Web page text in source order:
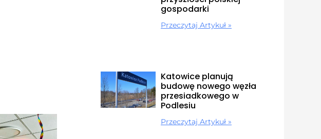
gospodarki
Przeczytaj Artykuł »
Katowice planują
budowę nowego węzła
przesiadkowego w
Podlesiu
Przeczytaj Artykuł »